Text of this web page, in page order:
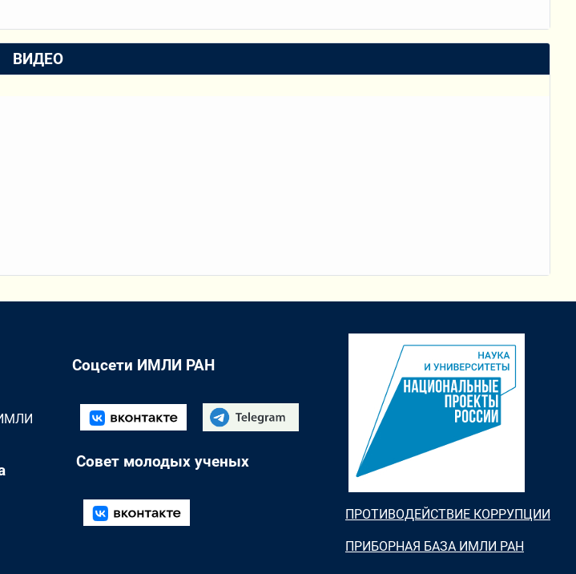
ВИДЕО
Соцсети ИМЛИ РАН
Совет молодых ученых
ПРОТИВОДЕЙСТВИЕ КОРРУПЦИИ
ПРИБОРНАЯ БАЗА ИМЛИ РАН